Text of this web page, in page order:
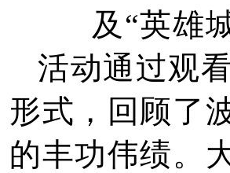
及“英雄
活动通过观
形式，回顾了
的丰功伟绩。